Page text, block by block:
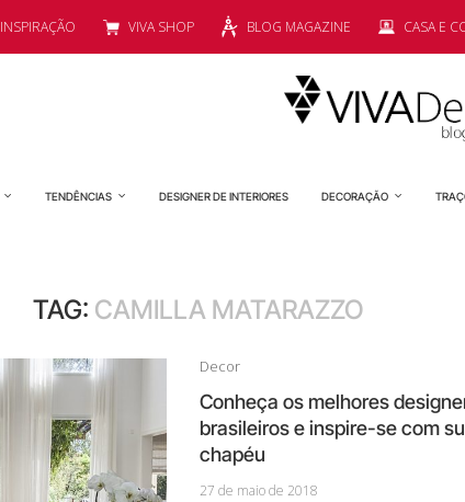
INSPIRAÇÃO VIVA SHOP BLOG MAGAZINE CASA E
TENDÊNCIAS DESIGNER DE INTERIORES DECORAÇÃO
TAG: CAMILLA MATARAZZO
Decor
Conheça os melhores
brasileiros e inspire-se com
chapéu
27 de maio de 2018